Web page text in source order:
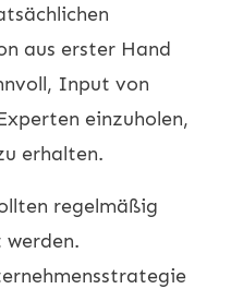
aus erster Hand
Input von
einzuholen,
erhalten.
regelmäßig